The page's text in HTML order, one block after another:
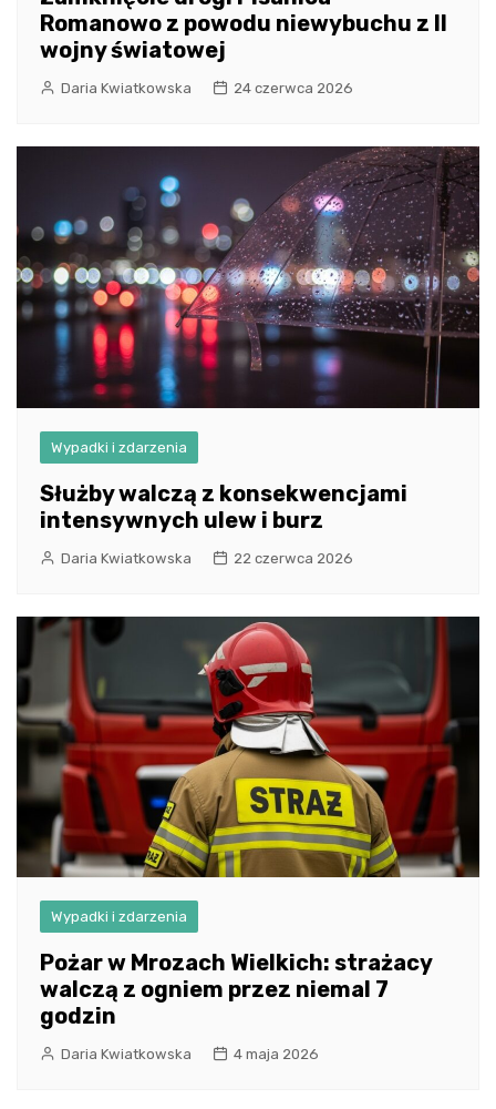
Romanowo z powodu niewybuchu z II
wojny światowej
Daria Kwiatkowska 24 czerwca 2026
Wypadki i zdarzenia
Służby walczą z konsekwencjami
intensywnych ulew i burz
Daria Kwiatkowska 22 czerwca 2026
Wypadki i zdarzenia
Pożar w Mrozach Wielkich: strażacy
walczą z ogniem przez niemal 7
godzin
Daria Kwiatkowska 4 maja 2026